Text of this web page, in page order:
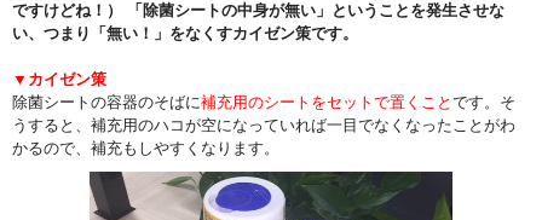
ですけどね！） 「除菌シートの中身が無い」ということを発生させな
い、つまり「無い！」をなくすカイゼン策です。
▼カイゼン策
除菌シートの容器のそばに補充用のシートをセットで置くこと です。そ
うすると、補充用のハコが空になっていれば一目でなくなったことがわ
かるので、補充もしやすくなります。